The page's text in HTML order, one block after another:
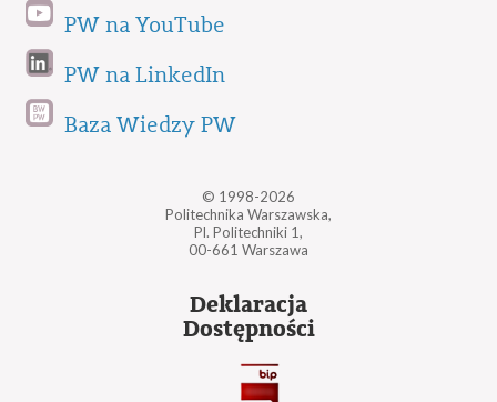
PW na YouTube
PW na LinkedIn
Baza Wiedzy PW
© 1998-2026
Politechnika Warszawska,
Pl. Politechniki 1,
00-661 Warszawa
Deklaracja
Dostępności